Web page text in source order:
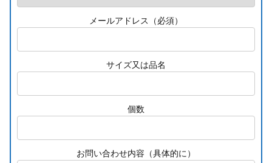
メールアドレス（必須）
サイズ又は品名
個数
お問い合わせ内容（具体的に）